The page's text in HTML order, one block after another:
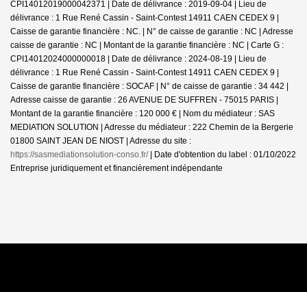
CPI14012019000042371 | Date de délivrance : 2019-09-04 | Lieu de
délivrance : 1 Rue René Cassin - Saint-Contest 14911 CAEN CEDEX 9 |
Caisse de garantie financière : NC. | N° de caisse de garantie : NC | Adresse
caisse de garantie : NC | Montant de la garantie financière : NC | Carte G :
CPI14012024000000018 | Date de délivrance : 2024-08-19 | Lieu de
délivrance : 1 Rue René Cassin - Saint-Contest 14911 CAEN CEDEX 9 |
Caisse de garantie financière : SOCAF | N° de caisse de garantie : 34 442 |
Adresse caisse de garantie : 26 AVENUE DE SUFFREN - 75015 PARIS |
Montant de la garantie financière : 120 000 € | Nom du médiateur : SAS
MEDIATION SOLUTION | Adresse du médiateur : 222 Chemin de la Bergerie
01800 SAINT JEAN DE NIOST | Adresse du site :
https://sasmediationsolution-conso.fr/| Date d'obtention du label : 01/10/2022
Entreprise juridiquement et financièrement indépendante